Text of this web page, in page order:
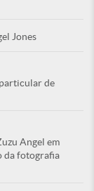
Jones
de
Angel em
da fotografia